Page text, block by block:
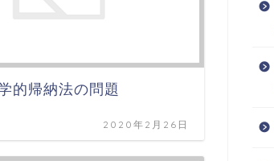
的帰納法の問題
2020年2月26日